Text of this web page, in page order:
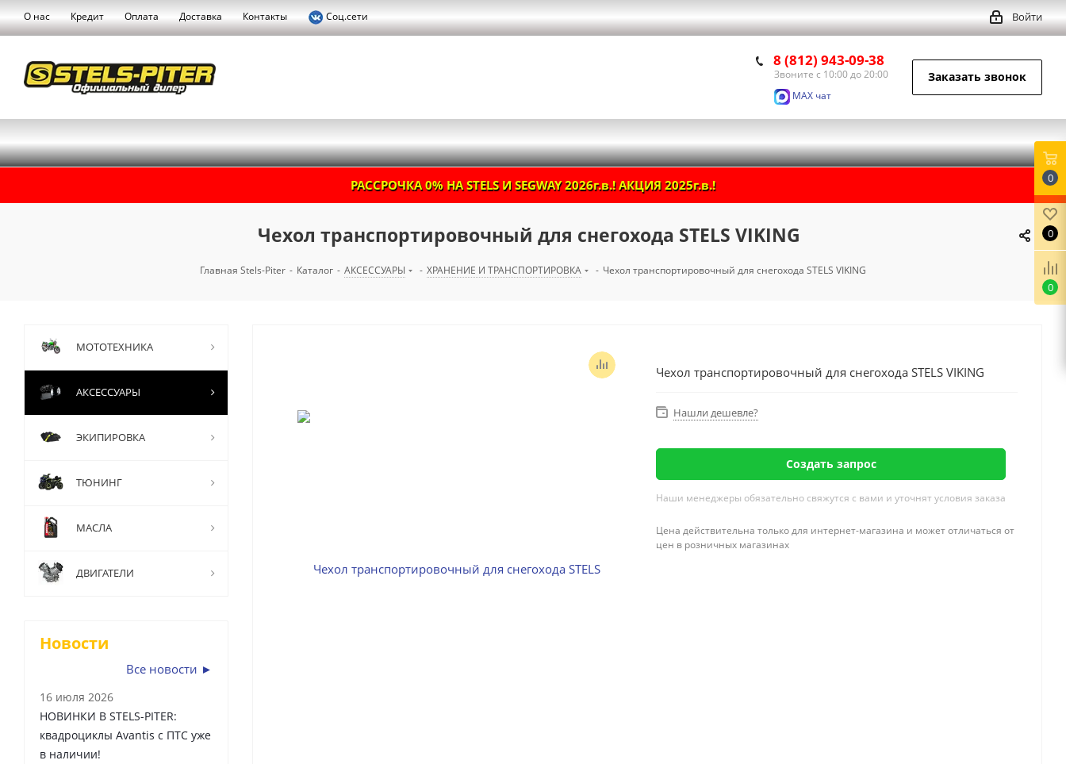
О нас Кредит Оплата Доставка Контакты Соц.сети Войти
8 (812) 943-09-38
Звоните с 10:00 до 20:00
MAX чат
Заказать звонок
РАССРОЧКА 0% НА STELS И SEGWAY 2026г.в.! АКЦИЯ 2025г.в.!
Чехол транспортировочный для снегохода STELS VIKING
Главная Stels-Piter - Каталог - АКСЕССУАРЫ - ХРАНЕНИЕ И ТРАНСПОРТИРОВКА - Чехол транспортировочный для снегохода STELS VIKING
Чехол транспортировочный для снегохода STELS VIKING
Нашли дешевле?
Создать запрос
Наши менеджеры обязательно свяжутся с вами и уточнят условия заказа
Цена действительна только для интернет-магазина и может отличаться от
цен в розничных магазинах
МОТОТЕХНИКА
АКСЕССУАРЫ
ЭКИПИРОВКА
ТЮНИНГ
МАСЛА
ДВИГАТЕЛИ
Новости
Все новости ►
16 июля 2026
НОВИНКИ В STELS-PITER:
квадроциклы Avantis с ПТС уже
в наличии!
0
0
0